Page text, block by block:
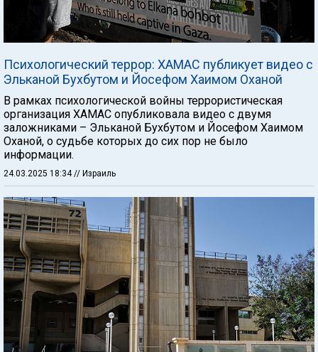
Психологический террор: ХАМАС публикует видео с
Эльканой Бухбутом и Йосефом Хаимом Оханой
В рамках психологической войны террористическая
организация ХАМАС опубликовала видео с двумя
заложниками – Эльканой Бухбутом и Йосефом Хаимом
Оханой, о судьбе которых до сих пор не было
информации.
24.03.2025 18:34// Израиль